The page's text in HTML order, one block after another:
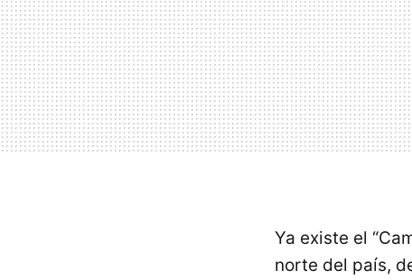
Ya existe el
norte del país,